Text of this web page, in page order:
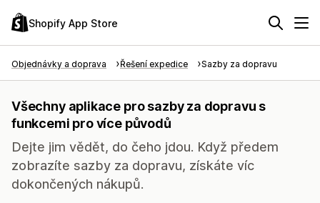
Shopify App Store
Objednávky a doprava Řešení expedice Sazby za dopravu
Všechny aplikace pro sazby za dopravu s
funkcemi pro více původů
Dejte jim vědět, do čeho jdou. Když předem
zobrazíte sazby za dopravu, získáte víc
dokončených nákupů.